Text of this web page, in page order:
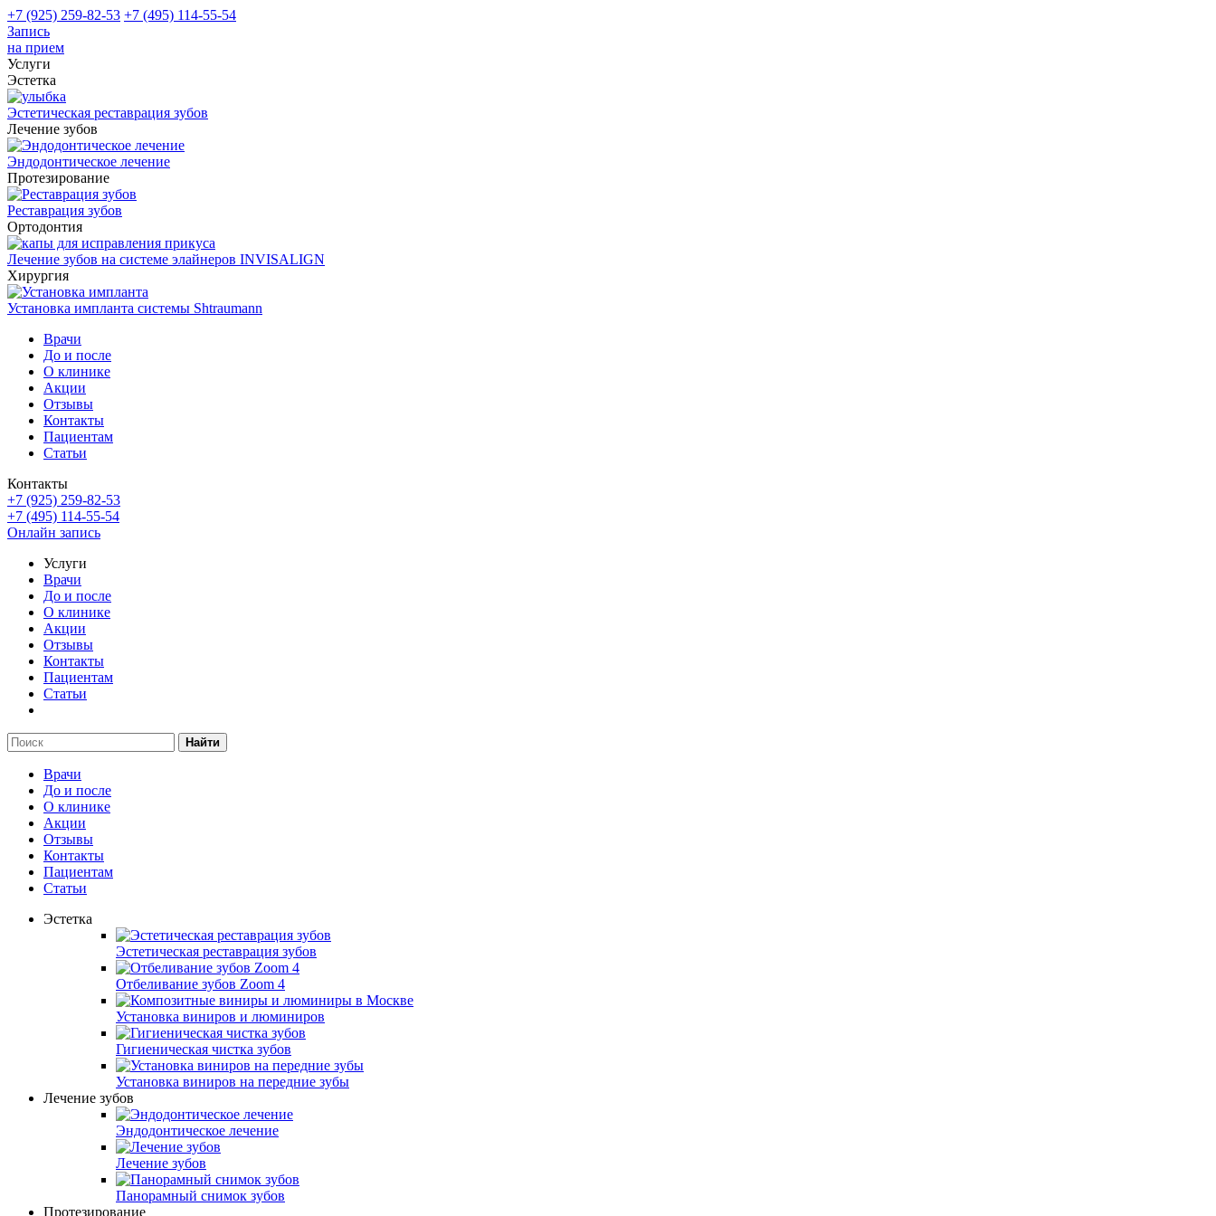
+7 (925) 259-82-53 +7 (495) 114-55-54
Запись
на прием
Услуги
Эстетка
Эстетическая реставрация зубов
Лечение зубов
Эндодонтическое лечение
Протезирование
Реставрация зубов
Ортодонтия
Лечение зубов на системе элайнеров INVISALIGN
Хирургия
Установка импланта системы Shtraumann
Врачи
До и после
О клинике
Акции
Отзывы
Контакты
Пациентам
Статьи
Контакты
+7 (925) 259-82-53
+7 (495) 114-55-54
Онлайн запись
Услуги
Врачи
До и после
О клинике
Акции
Отзывы
Контакты
Пациентам
Статьи
Найти
Врачи
До и после
О клинике
Акции
Отзывы
Контакты
Пациентам
Статьи
Эстетка
Эстетическая реставрация зубов
Отбеливание зубов Zoom 4
Установка виниров и люминиров
Гигиеническая чистка зубов
Установка виниров на передние зубы
Лечение зубов
Эндодонтическое лечение
Лечение зубов
Панорамный снимок зубов
Протезирование